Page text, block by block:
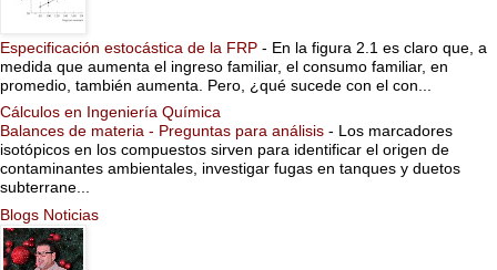
Especificación estocástica de la FRP - En la figura 2.1 es claro que, a
medida que aumenta el ingreso familiar, el consumo familiar, en
promedio, también aumenta. Pero, ¿qué sucede con el con...
Cálculos en Ingeniería Química
Balances de materia - Preguntas para análisis - Los marcadores
isotópicos en los compuestos sirven para identificar el origen de
contaminantes ambientales, investigar fugas en tanques y duetos
subterrane...
Blogs Noticias